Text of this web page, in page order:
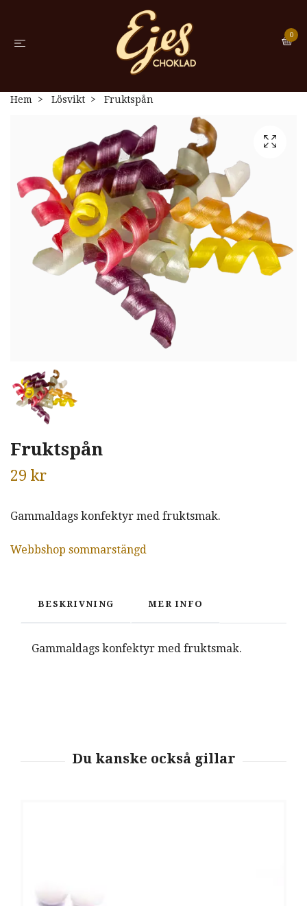
0
Hem Lösvikt Fruktspån
Fruktspån
29 kr
Gammaldags konfektyr med fruktsmak.
Webbshop sommarstängd
BESKRIVNING MER INFO
Gammaldags konfektyr med fruktsmak.